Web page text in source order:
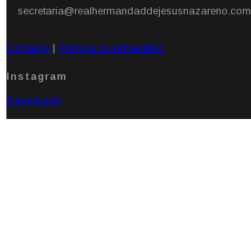
secretaria@realhermandaddejesusnazareno.com
Contacto | Política de privacidad
Instagram
Facebook